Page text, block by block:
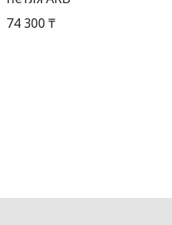
74 300 ₸